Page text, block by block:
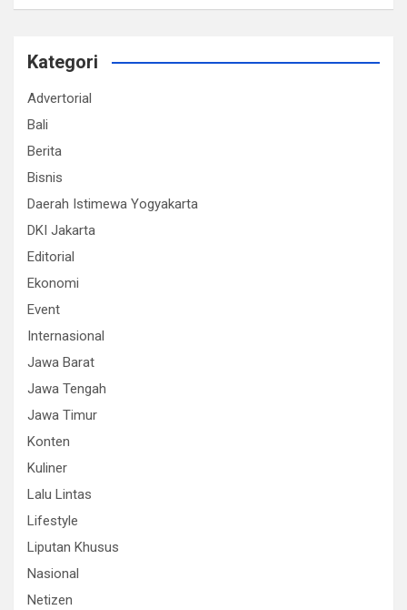
Kategori
Advertorial
Bali
Berita
Bisnis
Daerah Istimewa Yogyakarta
DKI Jakarta
Editorial
Ekonomi
Event
Internasional
Jawa Barat
Jawa Tengah
Jawa Timur
Konten
Kuliner
Lalu Lintas
Lifestyle
Liputan Khusus
Nasional
Netizen